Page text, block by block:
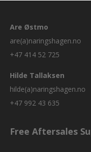
Are Østmo
are(a)naringshagen.no
+47 414 52 725
Hilde Tallaksen
hilde(a)naringshagen.no
+47 992 43 635
Free Aftersales